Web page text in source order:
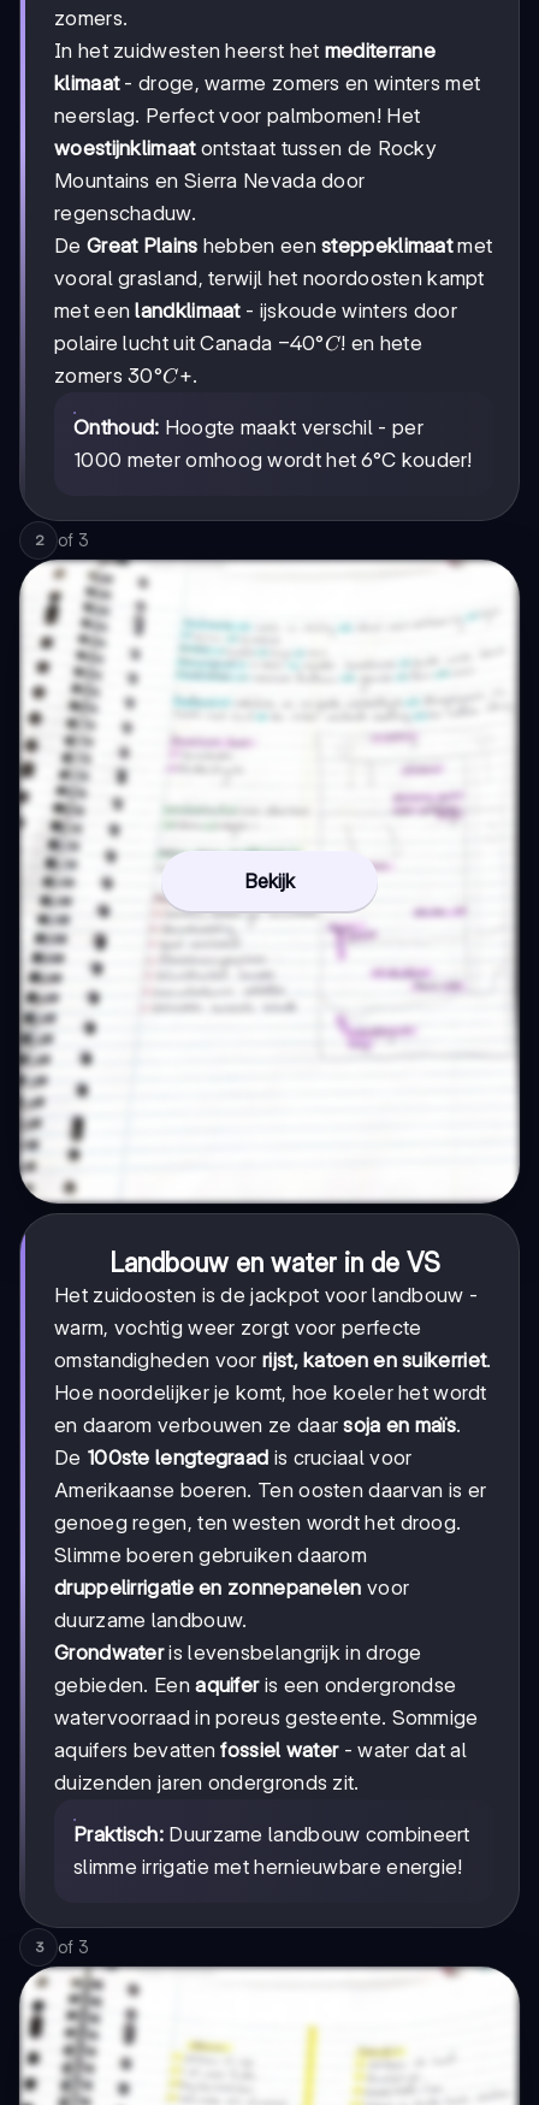
zomers.
In het zuidwesten heerst het mediterrane
klimaat- droge, warme zomers en winters met
neerslag. Perfect voor palmbomen! Het
woestijnklimaatontstaat tussen de Rocky
Mountains en Sierra Nevada door
regenschaduw.
De Great Plains hebben eensteppeklimaatmet
vooral grasland, terwijl het noordoosten kampt
met eenlandklimaat- ijskoude winters door
polaire lucht uit Canada -40°C!
−40°C! en hete
zomers30°C+
30°C+.
Onthoud: Hoogte maakt verschil - per
1000 meter omhoog wordt het 6°C kouder!
2 of 3
Bekijk
Landbouw en water in de VS
Het zuidoosten is de jackpot voor landbouw -
warm, vochtig weer zorgt voor perfecte
omstandigheden voorrijst, katoen en suikerriet.
Hoe noordelijker je komt, hoe koeler het wordt
en daarom verbouwen ze daarsoja en maïs.
De 100ste lengtegraad is cruciaal voor
Amerikaanse boeren. Ten oosten daarvan is er
genoeg regen, ten westen wordt het droog.
Slimme boeren gebruiken daarom
druppelirrigatie en zonnepanelen voor
duurzame landbouw.
Grondwateris levensbelangrijk in droge
gebieden. Eenaquiferis een ondergrondse
watervoorraad in poreus gesteente. Sommige
aquifers bevattenfossiel water- water dat al
duizenden jaren ondergronds zit.
Praktisch: Duurzame landbouw combineert
slimme irrigatie met hernieuwbare energie!
3 of 3